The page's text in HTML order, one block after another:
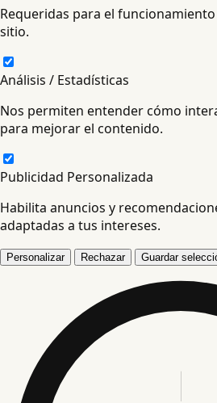
Requeridas para el
sitio.
Análisis / Estadísticas
Nos permiten entender cómo
para mejorar el contenido.
Publicidad Personalizada
Habilita anuncios y
adaptadas a tus intereses.
Personalizar Rechazar Guardar